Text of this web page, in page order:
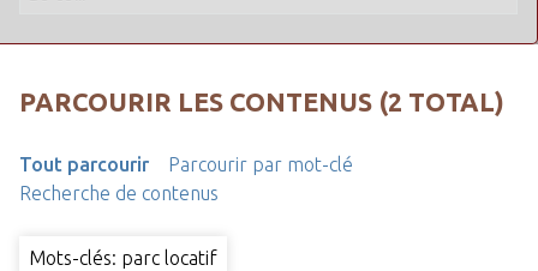
PARCOURIR LES CONTENUS (2 TOTAL)
Tout parcourir
Parcourir par mot-clé
Recherche de contenus
Mots-clés: parc locatif